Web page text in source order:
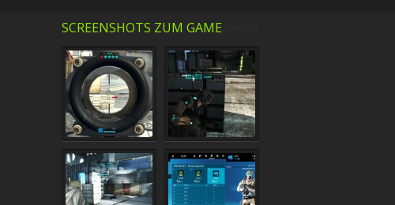
SCREENSHOTS ZUM GAME